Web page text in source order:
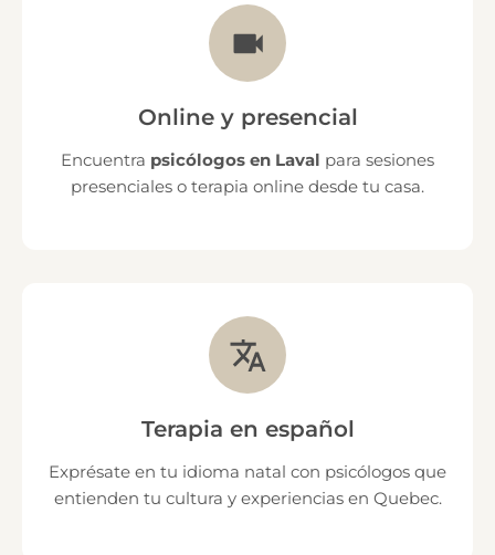
Online y presencial
Encuentra psicólogos en Laval para sesiones
presenciales o terapia online desde tu casa.
Terapia en español
Exprésate en tu idioma natal con psicólogos que
entienden tu cultura y experiencias en Quebec.